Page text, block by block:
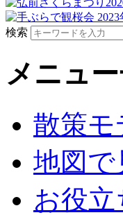
検索
メニュ
散策モ
地図で
お役立